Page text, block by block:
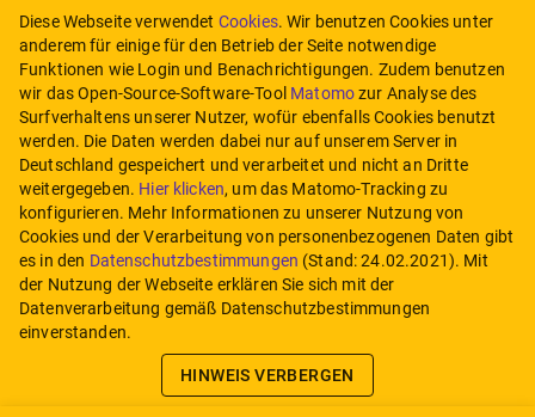
Diese Webseite verwendet Cookies. Wir benutzen Cookies unter
anderem für einige für den Betrieb der Seite notwendige
Funktionen wie Login und Benachrichtigungen. Zudem benutzen
wir das Open-Source-Software-Tool Matomozur Analyse des
Surfverhaltens unserer Nutzer, wofür ebenfalls Cookies benutzt
werden. Die Daten werden dabei nur auf unserem Server in
Deutschland gespeichert und verarbeitet und nicht an Dritte
weitergegeben. Hier klicken, um das Matomo-Tracking zu
konfigurieren. Mehr Informationen zu unserer Nutzung von
Cookies und der Verarbeitung von personenbezogenen Daten gibt
es in den Datenschutzbestimmungen (Stand:24.02.2021). Mit
der Nutzung der Webseite erklären Sie sich mit der
Datenverarbeitung gemäß Datenschutzbestimmungen
einverstanden.
HINWEIS VERBERGEN